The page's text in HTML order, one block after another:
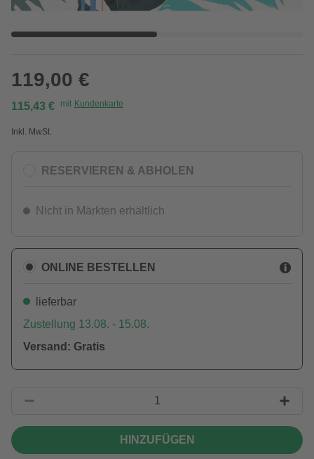
119,00 €
115,43 € mit Kundenkarte
Inkl. MwSt.
RESERVIEREN & ABHOLEN
Nicht in Märkten erhältlich
ONLINE BESTELLEN
lieferbar
Zustellung 13.08. - 15.08.
Versand: Gratis
HINZUFÜGEN